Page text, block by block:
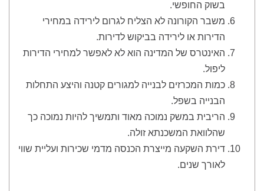
בשוק החופשי.
משבר הקורונה לא הצליח לגרום לירידה במחירי
הדירות או לירידה בביקוש לדירות.
האינטרס של המדינה הוא לא לאפשר למחירי הדירות
ליפול.
כמות המכרזים לבנייה למגורים קטנה והיצע התחלות
הבנייה בשפל.
הריבית במשק נמוכה מאוד ותמשיך להיות נמוכה כך
שהלוואת המשכנתא זולה.
דירת השקעה מייצרת הכנסה מדמי שכירות ועליית שווי
לאורך שנים.